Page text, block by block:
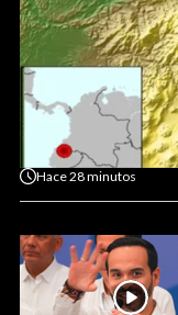
Hace28 minutos